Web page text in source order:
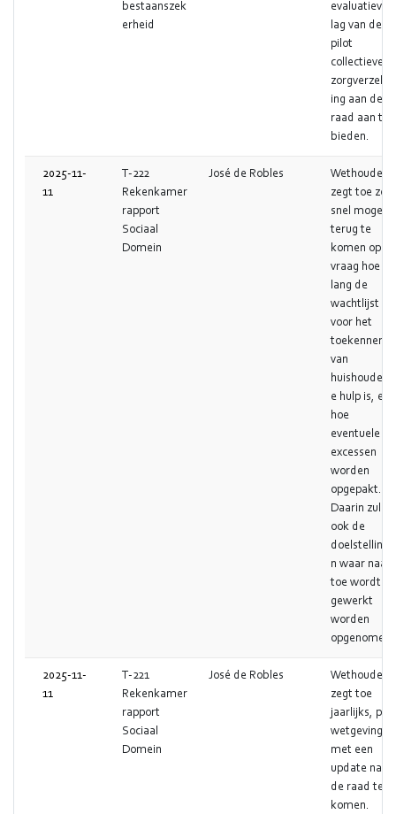
bestaanszek
erheid
lag van de
pilot
collectieve
zorgverzeker
ing aan de
raad aan te
bieden.
2025-11-
11
T-222
Rekenkamer
rapport
Sociaal
Domein
José de Robles
Wethouder
zegt toe zo
snel mogelijk
terug te
komen op de
vraag hoe
lang de
wachtlijst
voor het
toekennen
van
huishoudelijk
e hulp is, en
hoe
eventuele
excessen
worden
opgepakt.
Daarin zullen
ook de
doelstellinge
n waar naar
toe wordt
gewerkt
worden
opgenomen.
2025-11-
11
T-221
Rekenkamer
rapport
Sociaal
Domein
José de Robles
Wethouder
zegt toe
jaarlijks, per
wetgeving
met een
update naar
de raad te
komen.